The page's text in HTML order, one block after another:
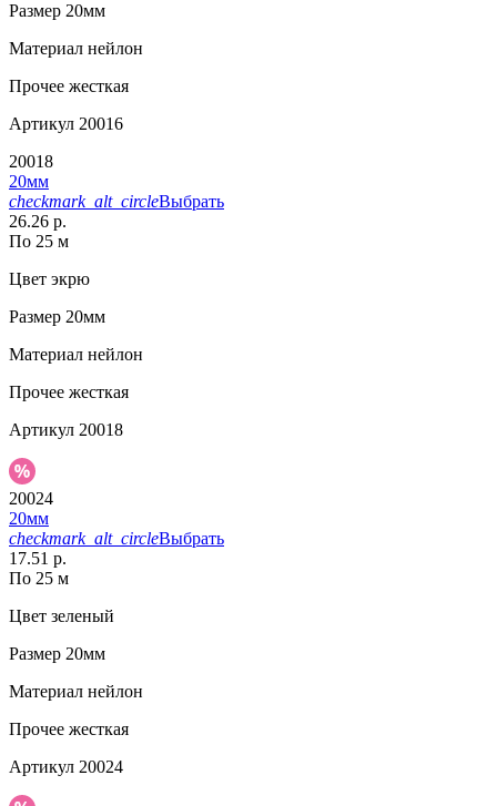
Размер 20мм
Материал нейлон
Прочее жесткая
Артикул 20016
20018
20мм
checkmark_alt_circleВыбрать
26.26 р.
По 25 м
Цвет экрю
Размер 20мм
Материал нейлон
Прочее жесткая
Артикул 20018
20024
20мм
checkmark_alt_circleВыбрать
17.51 р.
По 25 м
Цвет зеленый
Размер 20мм
Материал нейлон
Прочее жесткая
Артикул 20024